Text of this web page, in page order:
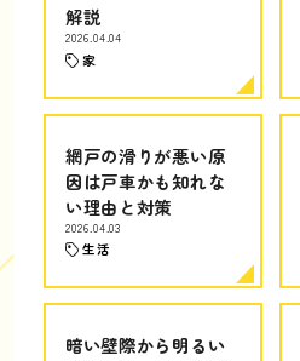
解説
2026.04.04
家
網戸の滑りが悪い原
因は戸車かも知れな
い理由と対策
2026.04.03
生活
暗い壁際から明るい